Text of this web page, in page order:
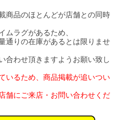
商品のほとんどが店舗との同時
ムラグがあるため、
通りの在庫があるとは限りませ
合わせ頂きますようお願い致し
いるため、商品掲載が追いつい
舗にご来店・お問い合わせくだ